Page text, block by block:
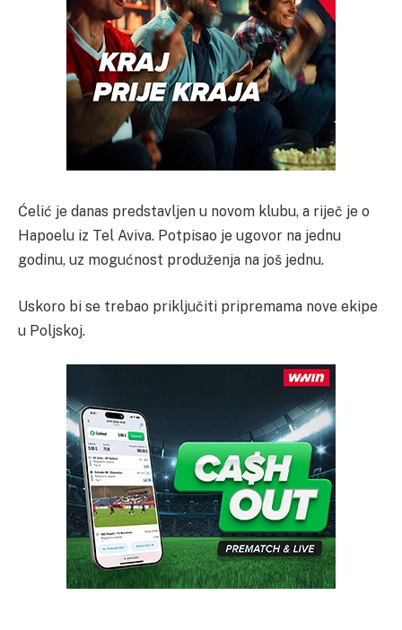
Ćelić je danas predstavljen u novom klubu, a riječ je o
Hapoelu iz Tel Aviva. Potpisao je ugovor na jednu
godinu, uz mogućnost produženja na još jednu.
Uskoro bi se trebao priključiti pripremama nove ekipe
u Poljskoj.